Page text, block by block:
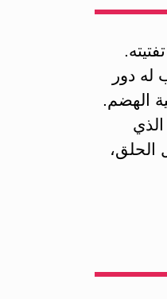
له دور
الهضم.
الحلق،